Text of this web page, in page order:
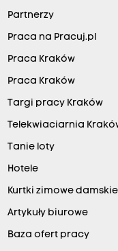
Partnerzy
Praca na Pracuj.pl
Praca Kraków
Praca Kraków
Targi pracy Kraków
Telekwiaciarnia
Tanie loty
Hotele
Kurtki zimowe damskie
Artykuły biurowe
Baza ofert pracy